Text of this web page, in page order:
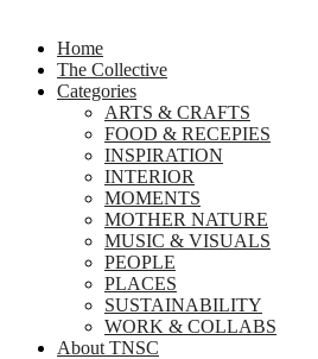
Home
The Collective
Categories
ARTS & CRAFTS
FOOD & RECEPIES
INSPIRATION
INTERIOR
MOMENTS
MOTHER NATURE
MUSIC & VISUALS
PEOPLE
PLACES
SUSTAINABILITY
WORK & COLLABS
About TNSC